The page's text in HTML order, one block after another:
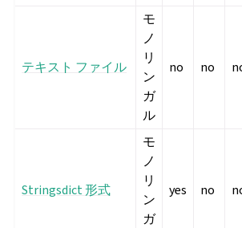
テキスト ファイル
モ
ノ
リ
ン
ガ
ル
no no
Stringsdict 形式
モ
ノ
リ
ン
ガ
yes no